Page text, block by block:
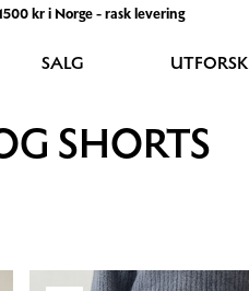
kr i Norge - rask levering
SALG UTFORSK
SHORTS